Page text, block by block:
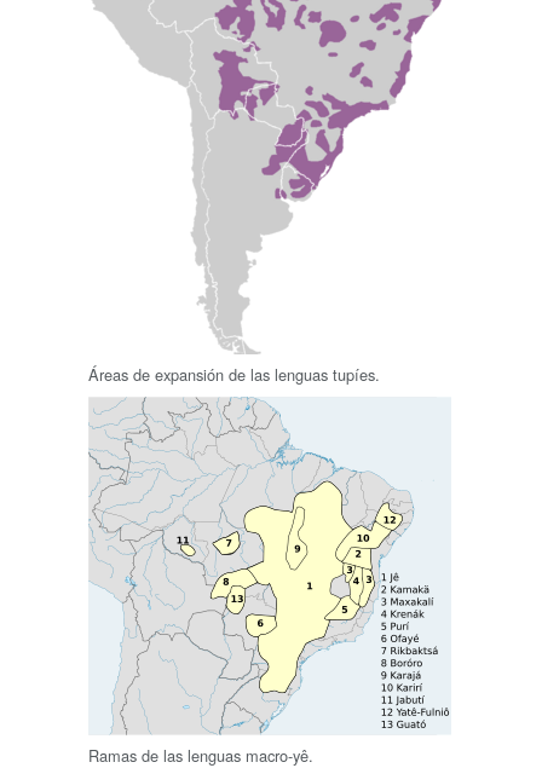
Áreas de expansión de las lenguas tupíes.
Ramas de las lenguas macro-yê.